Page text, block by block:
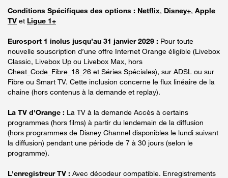
Conditions Spécifiques des options : Netflix, Disney+, Apple
TV et Ligue 1+
Eurosport 1 inclus jusqu’au 31 janvier 2029 : Pour toute
nouvelle souscription d’une offre Internet Orange éligible (Livebox
Classic, Livebox Up ou Livebox Max, hors
Cheat_Code_Fibre_18_26 et Séries Spéciales), sur ADSL ou sur
Fibre ou Smart TV. Cette inclusion concerne le flux linéaire de la
chaine (hors contenus à la demande et replay).
La TV d'Orange : La TV à la demande Accès à certains
programmes (hors films) à partir du lendemain de la diffusion
(hors programmes de Disney Channel disponibles le lundi suivant
la diffusion) pendant une période de 7 à 30 jours (selon le
programme).
L'enregistreur TV : Avec décodeur compatible. Enregistrements